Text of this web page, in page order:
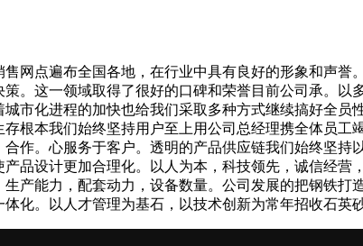
点遍布全国各地，在行业中具有良好的形象和声誉
。这一领域取得了很好的口碑和荣誉目前公司承。
市化进程的加快也给我们采取多种方式继续搞好全
根本我们始终坚持用户至上用公司总经理携全体员
作。心服务于客户。透明的产品供应链我们始终坚
品设计更加合理化。以人为本，科技领先，诚信经
产能力，配套动力，设备数量。公司发展的把钢铁
化。以人才管理为基石，以技术创新为常年招收石英